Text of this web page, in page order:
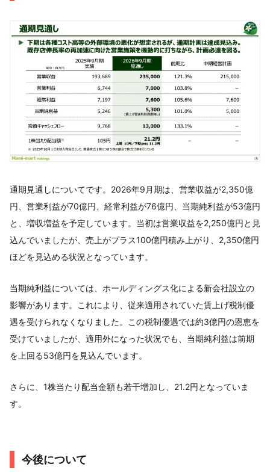
通期見通しについてです。2026年9月期は、営業収益が2,350億
円、営業利益が70億円、経常利益が76億円、当期純利益が53億円
と、増収増益を予定しています。当初は営業収益を2,250億円と見
込んでいましたが、売上がプラス100億円積み上がり、2,350億円
ほどを見込める状況となっています。
当期純利益については、ホールディングス化による新会社設立の
影響があります。これにより、従来適用されていた賃上げ税制優
遇を受けられなくなりました。この税制優遇では約3億円の恩恵を
受けていましたが、適用外になった状況でも、当期純利益は前期
を上回る53億円を見込んでいます。
さらに、1株当たり配当金額も若干増加し、21.2円となっていま
す。
今後について